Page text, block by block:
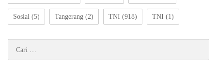
Sosial (5) Tangerang (2) TNI (918) TNI (1)
untuk: